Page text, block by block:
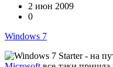
2 июн 2009
0
Windows 7